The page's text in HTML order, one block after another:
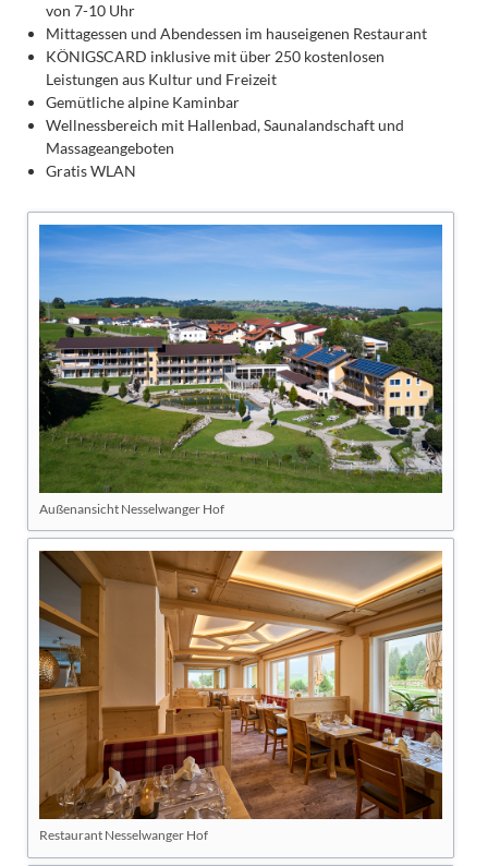
von 7-10 Uhr
Mittagessen und Abendessen im hauseigenen Restaurant
KÖNIGSCARD inklusive mit über 250 kostenlosen
Leistungen aus Kultur und Freizeit
Gemütliche alpine Kaminbar
Wellnessbereich mit Hallenbad, Saunalandschaft und
Massageangeboten
Gratis WLAN
Außenansicht Nesselwanger Hof
Restaurant Nesselwanger Hof